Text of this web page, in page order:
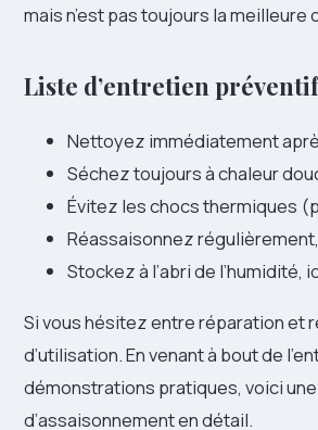
mais n’est pas toujours la
Liste d’entretien
Nettoyez immédiatement
Séchez toujours à chaleur
Évitez les chocs thermiques
Réassaisonnez
Stockez à l’abri de
Si vous hésitez entre réparation et
d’utilisation. En venant à bout de
démonstrations pratiques, voici
d’assaisonnement en détail.